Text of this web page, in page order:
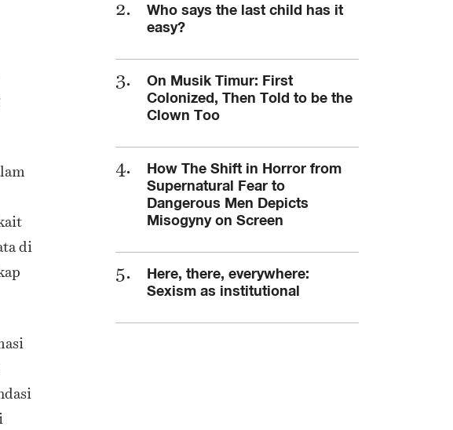
di
Who says the last child has it
easy?
On Musik Timur: First
Colonized, Then Told to be the
Clown Too
How The Shift in Horror from
Supernatural Fear to
Dangerous Men Depicts
Misogyny on Screen
Here, there, everywhere:
Sexism as institutional